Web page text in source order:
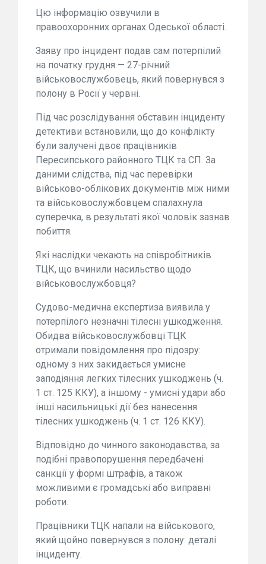
Цю інформацію озвучили в
правоохоронних органах Одеської області.
Заяву про інцидент подав сам потерпілий
на початку грудня — 27-річний
військовослужбовець, який повернувся з
полону в Росії у червні.
Під час розслідування обставин інциденту
детективи встановили, що до конфлікту
були залучені двоє працівників
Пересипського районного ТЦК та СП. За
даними слідства, під час перевірки
військово-облікових документів між ними
та військовослужбовцем спалахнула
суперечка, в результаті якої чоловік зазнав
побиття.
Які наслідки чекають на співробітників
ТЦК, що вчинили насильство щодо
військовослужбовця?
Судово-медична експертиза виявила у
потерпілого незначні тілесні ушкодження.
Обидва військовослужбовці ТЦК
отримали повідомлення про підозру:
одному з них закидається умисне
заподіяння легких тілесних ушкоджень (ч.
1 ст. 125 ККУ), а іншому - умисні удари або
інші насильницькі дії без нанесення
тілесних ушкоджень (ч. 1 ст. 126 ККУ).
Відповідно до чинного законодавства, за
подібні правопорушення передбачені
санкції у формі штрафів, а також
можливими є громадські або виправні
роботи.
Працівники ТЦК напали на військового,
який щойно повернувся з полону: деталі
інциденту.